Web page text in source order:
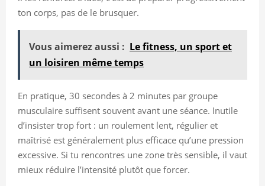
ton corps, pas de le brusquer.
Vous aimerez aussi : Le fitness, un sport et
un loisiren même temps
En pratique, 30 secondes à 2 minutes par groupe
musculaire suffisent souvent avant une séance. Inutile
d’insister trop fort : un roulement lent, régulier et
maîtrisé est généralement plus efficace qu’une pression
excessive. Si tu rencontres une zone très sensible, il vaut
mieux réduire l’intensité plutôt que forcer.